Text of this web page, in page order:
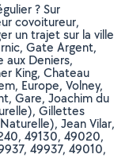
? Sur
covoitureur,
un trajet sur la ville
Gate Argent,
aux Deniers,
King, Chateau
Europe, Volney,
Gare, Joachim du
Gillettes
Jean Vilar,
49130, 49020,
49937, 49010,